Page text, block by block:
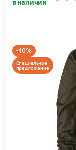
в наличии
-40%
Специальное
предложение